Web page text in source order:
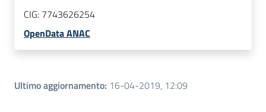
CIG: 7743626254
OpenData ANAC
Ultimo aggiornamento: 16-04-2019, 12:09